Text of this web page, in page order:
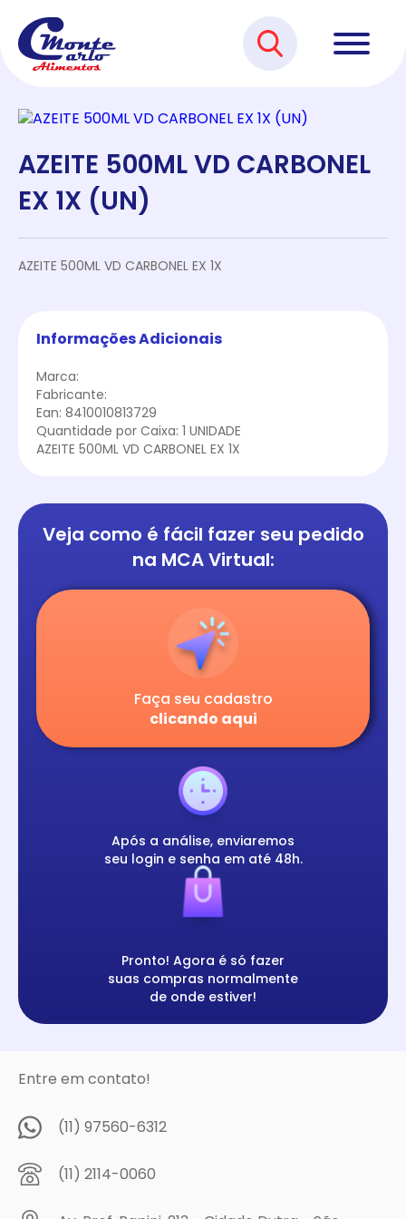
AZEITE 500ML VD CARBONEL
EX 1X (UN)
AZEITE 500ML VD CARBONEL EX 1X
Informações Adicionais
Marca:
Fabricante:
Ean: 8410010813729
Quantidade por Caixa: 1 UNIDADE
AZEITE 500ML VD CARBONEL EX 1X
Veja como é fácil fazer seu pedido
na MCA Virtual:
Faça seu cadastro
clicando aqui
Após a análise, enviaremos
seu login e senha em até 48h.
Pronto! Agora é só fazer
suas compras normalmente
de onde estiver!
Entre em contato!
(11) 97560-6312
(11) 2114-0060